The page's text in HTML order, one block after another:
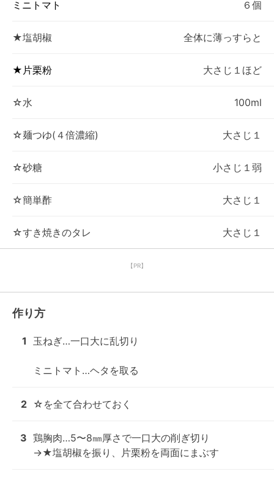
ミニトマト ６個
★塩胡椒 全体に薄っすらと
★片栗粉 大さじ１ほど
☆水 100ml
☆麺つゆ(４倍濃縮) 大さじ１
☆砂糖 小さじ１弱
☆簡単酢 大さじ１
☆すき焼きのタレ 大さじ１
【PR】
作り方
1 玉ねぎ…一口大に乱切り
ミニトマト…ヘタを取る
2 ☆を全て合わせておく
3 鶏胸肉…5〜8㎜厚さで一口大の削ぎ切り
→★塩胡椒を振り、片栗粉を両面にまぶす